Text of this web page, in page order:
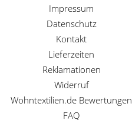
Impressum
Datenschutz
Kontakt
Lieferzeiten
Reklamationen
Widerruf
Wohntextilien.de Bewertungen
FAQ